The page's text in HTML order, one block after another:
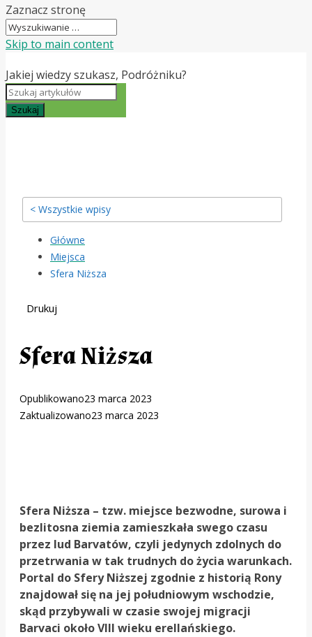
Zaznacz stronę
Skip to main content
Jakiej wiedzy szukasz, Podróżniku?
Szukaj
< Wszystkie wpisy
Główne
Miejsca
Sfera Niższa
Drukuj
Sfera Niższa
Opublikowano23 marca 2023
Zaktualizowano23 marca 2023
Sfera Niższa – tzw. miejsce bezwodne, surowa i
bezlitosna ziemia zamieszkała swego czasu
przez lud Barvatów, czyli jedynych zdolnych do
przetrwania w tak trudnych do życia warunkach.
Portal do Sfery Niższej zgodnie z historią Rony
znajdował się na jej południowym wschodzie,
skąd przybywali w czasie swojej migracji
Barvaci około VIII wieku erellańskiego.